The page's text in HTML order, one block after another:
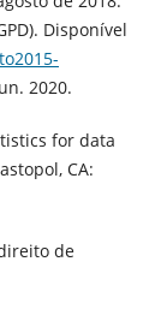
Disponível
2020.
for data
CA:
de